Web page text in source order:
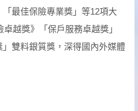
最佳保險專業獎」等12項大
越獎》「保戶服務卓越獎」
雙料銀質獎，深得國內外媒體